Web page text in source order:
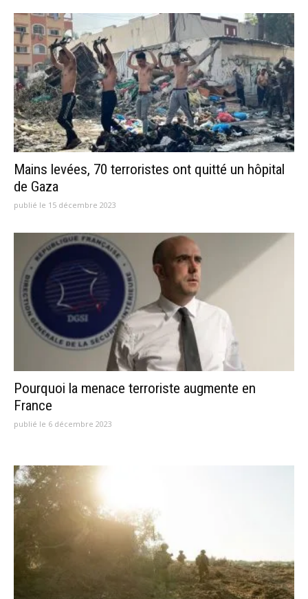
Mains levées, 70 terroristes ont quitté un hôpital
de Gaza
publié le 15 décembre 2023
Pourquoi la menace terroriste augmente en
France
publié le 6 décembre 2023